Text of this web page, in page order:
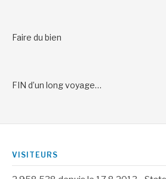
Faire du bien
FIN d’un long voyage…
VISITEURS